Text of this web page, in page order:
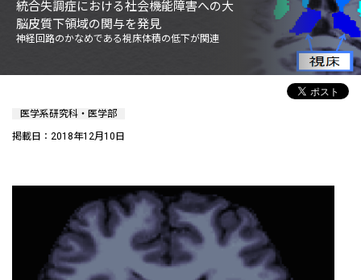
統合失調症における社会機能障害への大
脳皮質下領域の関与を発見
神経回路のかなめである視床体積の低下が関連
医学系研究科・医学部
掲載日：2018年12月10日